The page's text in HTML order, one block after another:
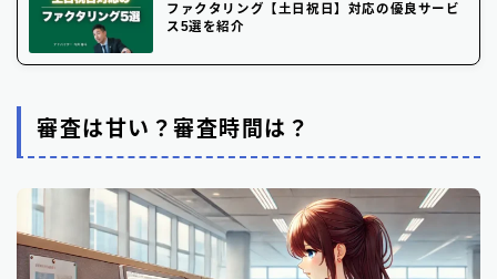
ファクタリング【土日祝日】対応の優良サービ
ス5選を紹介
審査は甘い？審査時間は？